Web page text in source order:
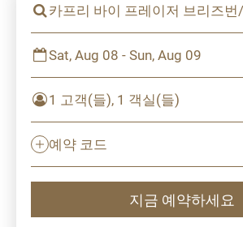
카프리 바이 프레이저 브리즈
Sat, Aug 08 - Sun, Aug 09
1 고객(들), 1 객실(들)
예약 코드
지금 예약하세요